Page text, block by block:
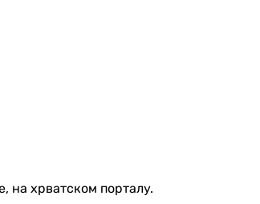
на хрватском порталу.